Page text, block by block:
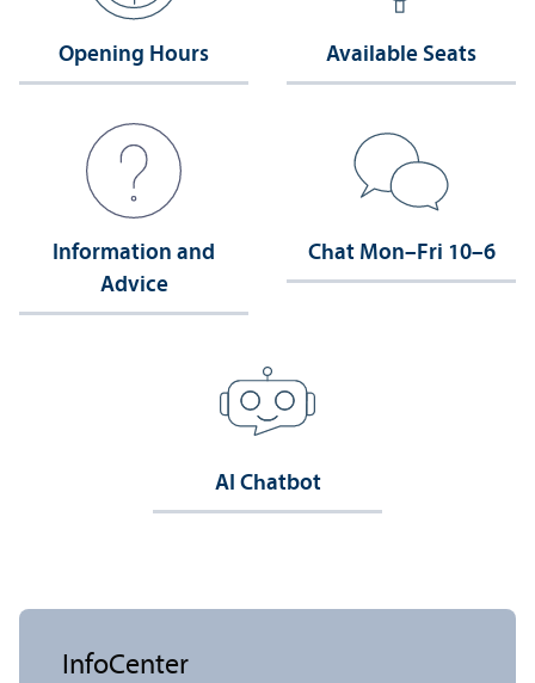
Opening Hours Available Seats
Information and
Advice
Chat Mon–Fri 10–6
AI Chatbot
InfoCenter